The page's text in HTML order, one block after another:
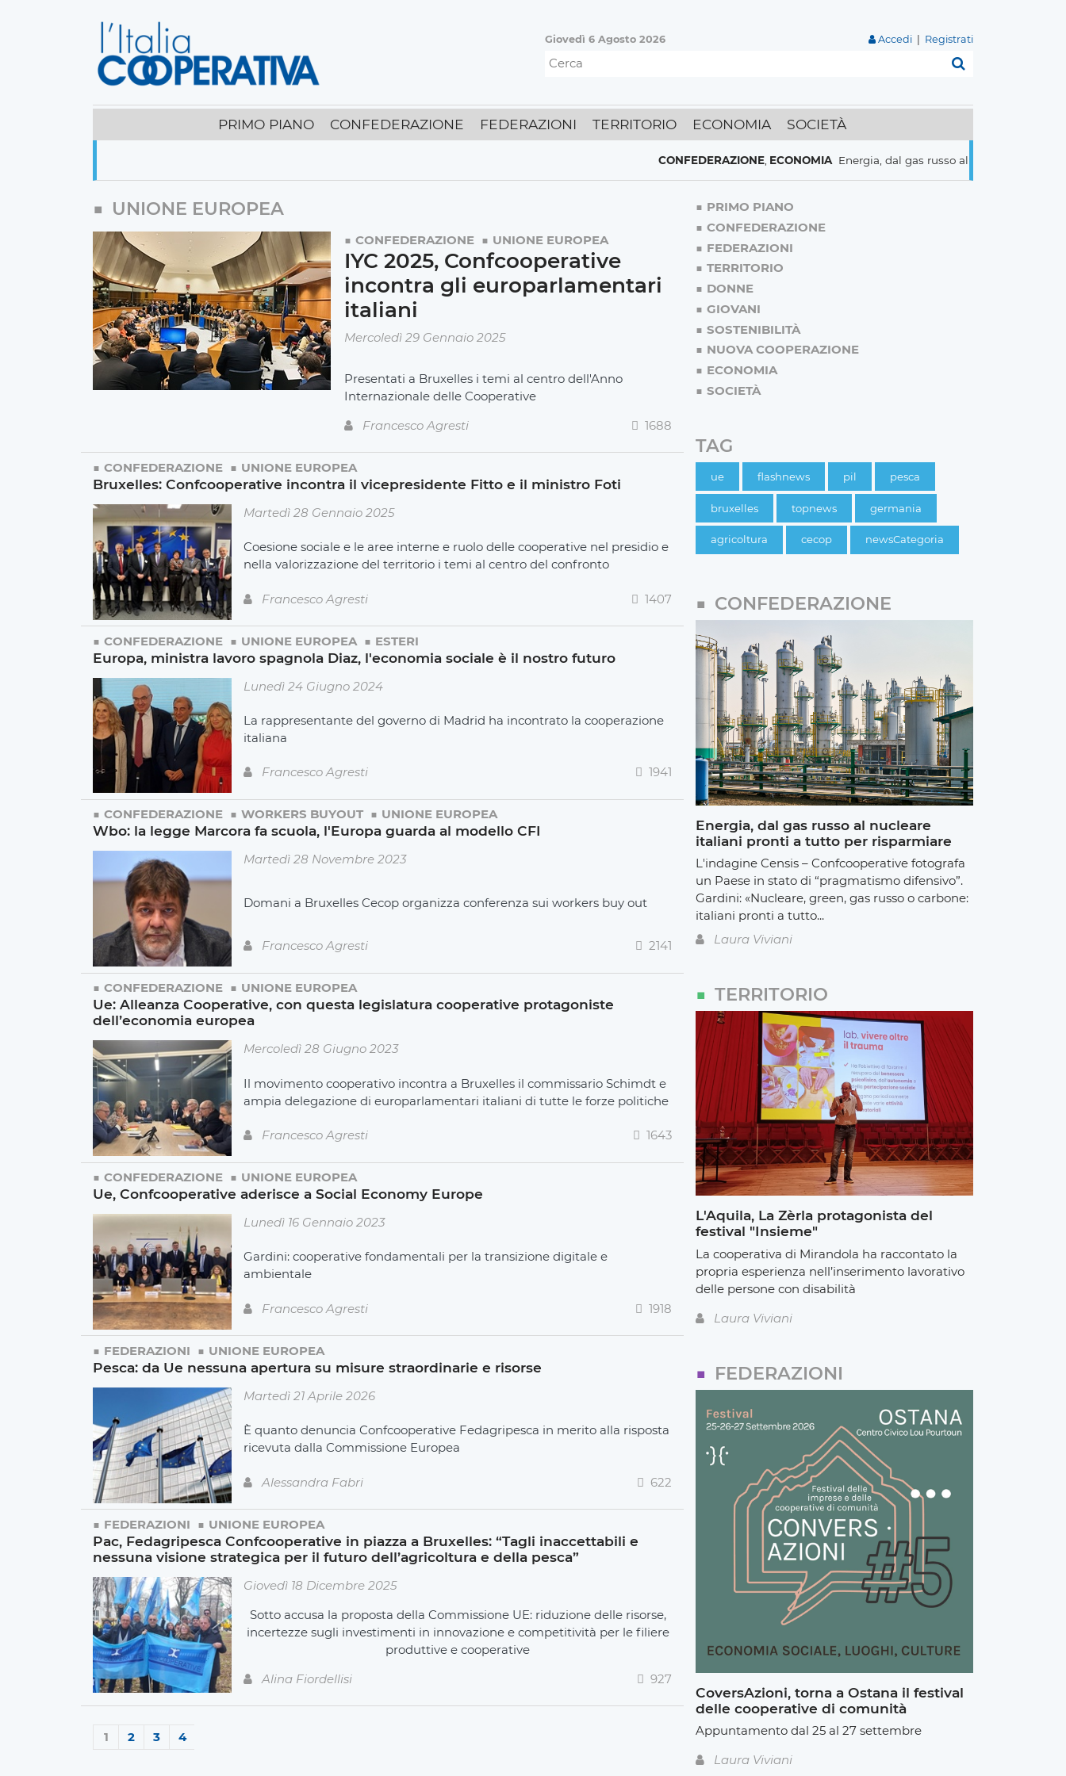
Giovedì 6 Agosto 2026 Accedi Registrati
PRIMO PIANO CONFEDERAZIONE FEDERAZIONI TERRITORIO ECONOMIA SOCIETÀ
CONFEDERAZIONE,ECONOMIA Energia, dal gas russo al nucleare italiani pronti a
UNIONE EUROPEA
CONFEDERAZIONE UNIONE EUROPEA
IYC 2025, Confcooperative
incontra gli europarlamentari
italiani
Mercoledì 29 Gennaio 2025
Presentati a Bruxelles i temi al centro dell'Anno
Internazionale delle Cooperative
Francesco Agresti
1688
CONFEDERAZIONE UNIONE EUROPEA
Bruxelles: Confcooperative incontra il vicepresidente Fitto e il ministro Foti
Martedì 28 Gennaio 2025
Coesione sociale e le aree interne e ruolo delle cooperative nel presidio e
nella valorizzazione del territorio i temi al centro del confronto
Francesco Agresti 1407
CONFEDERAZIONE UNIONE EUROPEA ESTERI
Europa, ministra lavoro spagnola Diaz, l'economia sociale è il nostro futuro
Lunedì 24 Giugno 2024
La rappresentante del governo di Madrid ha incontrato la cooperazione
italiana
Francesco Agresti 1941
CONFEDERAZIONE WORKERS BUYOUT UNIONE EUROPEA
Wbo: la legge Marcora fa scuola, l'Europa guarda al modello CFI
Martedì 28 Novembre 2023
Domani a Bruxelles Cecop organizza conferenza sui workers buy out
Francesco Agresti 2141
CONFEDERAZIONE UNIONE EUROPEA
Ue: Alleanza Cooperative, con questa legislatura cooperative protagoniste
dell’economia europea
Mercoledì 28 Giugno 2023
Il movimento cooperativo incontra a Bruxelles il commissario Schimdt e
ampia delegazione di europarlamentari italiani di tutte le forze politiche
Francesco Agresti 1643
CONFEDERAZIONE UNIONE EUROPEA
Ue, Confcooperative aderisce a Social Economy Europe
Lunedì 16 Gennaio 2023
Gardini: cooperative fondamentali per la transizione digitale e
ambientale
Francesco Agresti 1918
FEDERAZIONI UNIONE EUROPEA
Pesca: da Ue nessuna apertura su misure straordinarie e risorse
Martedì 21 Aprile 2026
È quanto denuncia Confcooperative Fedagripesca in merito alla risposta
ricevuta dalla Commissione Europea
Alessandra Fabri 622
FEDERAZIONI UNIONE EUROPEA
Pac, Fedagripesca Confcooperative in piazza a Bruxelles: “Tagli inaccettabili e
nessuna visione strategica per il futuro dell’agricoltura e della pesca”
Giovedì 18 Dicembre 2025
Sotto accusa la proposta della Commissione UE: riduzione delle risorse,
incertezze sugli investimenti in innovazione e competitività per le filiere
produttive e cooperative
Alina Fiordellisi
927
1 2 3 4
PRIMO PIANO
CONFEDERAZIONE
FEDERAZIONI
TERRITORIO
DONNE
GIOVANI
SOSTENIBILITÀ
NUOVA COOPERAZIONE
ECONOMIA
SOCIETÀ
TAG
ue flashnews pil pesca
bruxelles topnews germania
agricoltura cecop newsCategoria
CONFEDERAZIONE
Energia, dal gas russo al nucleare
italiani pronti a tutto per risparmiare
L'indagine Censis – Confcooperative fotografa
un Paese in stato di “pragmatismo difensivo”.
Gardini: «Nucleare, green, gas russo o carbone:
italiani pronti a tutto...
Laura Viviani
TERRITORIO
L'Aquila, La Zèrla protagonista del
festival "Insieme"
La cooperativa di Mirandola ha raccontato la
propria esperienza nell’inserimento lavorativo
delle persone con disabilità
Laura Viviani
FEDERAZIONI
CoversAzioni, torna a Ostana il festival
delle cooperative di comunità
Appuntamento dal 25 al 27 settembre
Laura Viviani